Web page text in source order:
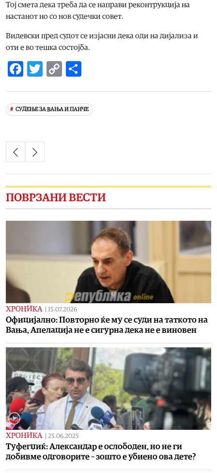
Тој смета дека треба да се направи реконтрукција на
настанот но со нов судечки совет.
Видевски пред судот се изјасни дека оди на дијализа и
оти е во тешка состојба.
Facebook
Twitter
Copy
СУДЕЊЕ ЗА ВАЊА И ПАНЧЕ
ПОВРЗАНИ ВЕСТИ
ХРОНИКА 15.07.2026
Oфицијално: Повторно ќе му се суди на таткото на
Вања, Апелација не е сигурна дека не е виновен
ХРОНИКА 25.06.2025
Туфегџиќ: Александар е ослободен, но не ги
добивме одговорите – зошто е убиено ова дете?